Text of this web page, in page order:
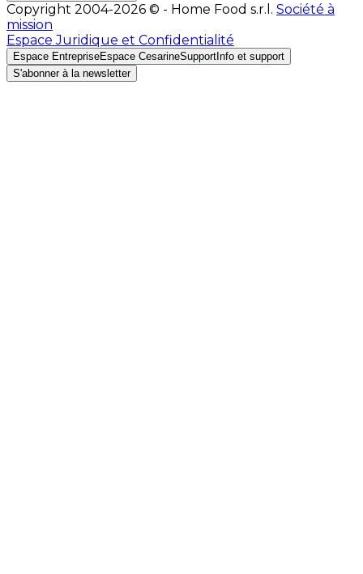
Copyright 2004-2026 © - Home Food s.r.l. Société à
mission
Espace Juridique et Confidentialité
Espace EntrepriseEspace CesarineSupport Info et support
S'abonner à la newsletter